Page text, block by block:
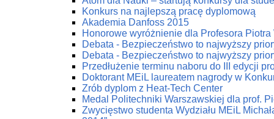
Konkurs na najlepszą pracę dyplomową
Akademia Danfoss 2015
Honorowe wyróżnienie dla Profesora
Debata - Bezpieczeństwo to najwyższy
Debata - Bezpieczeństwo to najwyższy
Przedłużenie terminu naboru do III edycji
Doktorant MEiL laureatem nagrody w
Zrób dyplom z Heat-Tech Center
Medal Politechniki Warszawskiej dla prof.
Zwycięstwo studenta Wydziału MEiL